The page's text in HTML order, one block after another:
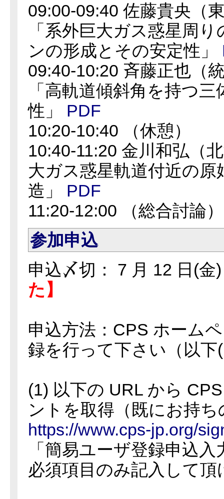
09:00-09:40 佐藤貴央（
「系外巨大ガス惑星周
ンの形成とその安定性」
09:40-10:20 斉藤正也（
「高軌道傾斜角を持つ
性」 PDF
10:20-10:40 （休憩）
10:40-11:20 金川和弘（
大ガス惑星軌道付近の原
造」 PDF
11:20-12:00 （総合討論）
参加申込
申込〆切： 7 月 12 日(金
た】
申込方法：CPS ホーム
録を行って下さい（以下
(1) 以下の URL から
ントを取得（既にお持
https://www.cps-jp.org/
「簡易ユーザ登録申込
必須項目のみ記入して